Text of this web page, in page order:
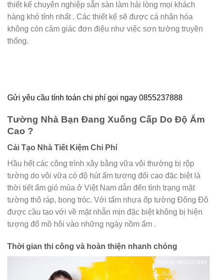
thiết kế chuyên nghiệp sẵn sàn làm hài lòng mọi khách
hàng khó tính nhất . Các thiết kế sẽ được cá nhân hóa
không còn cảm giác đơn điệu như việc sơn tường truyền
thống.
Gửi yêu cầu tính toán chi phí gọi ngay 0855237888
Tường Nhà Bạn Đang Xuống Cấp Do Độ Ẩm
Cao ?
Cải Tạo Nhà Tiết Kiệm Chi Phí
Hầu hết các công trình xây bằng vữa vôi thường bị rộp
tường do vôi vữa có độ hút ẩm tương đối cao đặc biệt là
thời tiết ẩm gió mùa ở Việt Nam dẫn đến tình trạng mặt
tường thô ráp, bong tróc. Với tấm nhựa ốp tường Đông Đô
được cầu tạo với về mặt nhẵn mịn đặc biệt không bị hiện
tượng đổ mồ hôi vào những ngày nồm ẩm .
Thời gian thi công và hoàn thiện nhanh chóng